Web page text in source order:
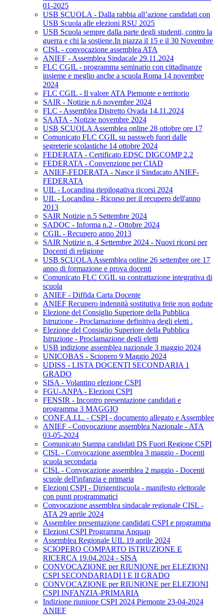
01-2025
USB SCUOLA - Dalla rabbia all’azione candidati con
USB Scuola alle elezioni RSU 2025
USB Scuola sempre dalla parte degli studenti, contro la
guerra e chi la sostiene.In piazza il 15 e il 30 Novembre
CISL - convocazione assemblea ATA
ANIEF - Assemblea Sindacale 29.11.2024
FLC CGIL - programma seminario con cittadinanze
insieme e meglio anche a scuola Roma 14 novembre
2024
FLC CGIL - Il valore ATA Piemonte e territorio
SAIR - Notizie n.6 novembre 2024
FLC - Assemblea Distretto Ovada 14.11.2024
SAATA - Notizie novembre 2024
USB SCUOLA Assemblea online 28 ottobre ore 17
Comunicato FLC CGIL su passweb fuori dalle
segreterie scolastiche 14 ottobre 2024
FEDERATA - Certificato EDSC DIGCOMP 2.2
FEDERATA - Convenzione per CIAD
ANIEF-FEDERATA - Nasce il Sindacato ANIEF-
FEDERATA
UIL - Locandina riepilogativa ricorsi 2024
UIL - Locandina - Ricorso per il recupero dell'anno
2013
SAIR Notizie n.5 Settembre 2024
SADOC - Informa n.2 - Ottobre 2024
CGIL - Recupero anno 2013
SAIR Notizie n. 4 Settembre 2024 - Nuovi ricorsi per
Docenti di religione
USB SCUOLA Assemblea online 26 settembre ore 17
anno di formazione e prova docenti
Comunicato FLC CGIL su contrattazione integrativa di
scuola
ANIEF - Diffida Carta Docente
ANIEF Recupero indennità sostitutiva ferie non godute
Elezione del Consiglio Superiore della Pubblica
Istruzione - Proclamazione definitiva degli eletti .
Elezione del Consiglio Superiore della Pubblica
Istruzione - Proclamazione degli eletti
USB indizione assemblea nazionale 3 maggio 2024
UNICOBAS - Sciopero 9 Maggio 2024
UDISS - LISTA DOCENTI SECONDARIA 1
GRADO
SISA - Volantino elezione CSPI
FGU-ANPA - Elezioni CSPI
FENSIR - Incontro presentazione candidati e
programma 3 MAGGIO
CONF.A.I.L. - CSPI - documento allegato e Assemblee
ANIEF - Convocazione assemblea Nazionale - ATA
03-05-2024
Comunicato Stampa candidati DS Fuori Regione CSPI
CISL - Convocazione assemblea 3 maggio - Docenti
scuola secondaria
CISL - Convocazione assemblea 2 maggio - Docenti
scuole dell'infanzia e primaria
Elezioni CSPI - Dirigentiscuola - manifesto elettorale
con punti programmatici
Convocazione assemblea sindacale regionale CISL -
ATA 29 aprile 2024
Assemblee presentazione candidati CSPI e programma
Elezioni CSPI Programma Anquap
Assemblea Regionale UIL 19 aprile 2024
SCIOPERO COMPARTO ISTRUZIONE E
RICERCA 19.04.2024 - SISA
CONVOCAZIONE per RIUNIONE per ELEZIONI
CSPI SECONDARIADI I E II GRADO
CONVOCAZIONE per RIUNIONE per ELEZIONI
CSPI INFANZIA-PRIMARIA
Indizione riunione CSPI 2024 Piemonte 23-04-2024
ANIEF